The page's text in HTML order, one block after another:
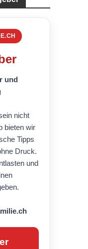
und
nicht
bieten wir
Tipps
Druck.
und